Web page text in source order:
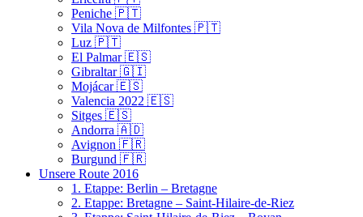
Peniche 🇵🇹
Vila Nova de Milfontes 🇵🇹
Luz 🇵🇹
El Palmar 🇪🇸
Gibraltar 🇬🇮
Mojácar 🇪🇸
Valencia 2022 🇪🇸
Sitges 🇪🇸
Andorra 🇦🇩
Avignon 🇫🇷
Burgund 🇫🇷
Unsere Route 2016
1. Etappe: Berlin – Bretagne
2. Etappe: Bretagne – Saint-Hilaire-de-Riez